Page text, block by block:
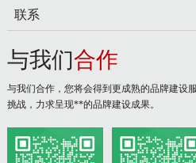
联系
与我们合作
与我们合作，您将会得到更成熟的品牌建设
挑战，力求呈现**的品牌建设成果。